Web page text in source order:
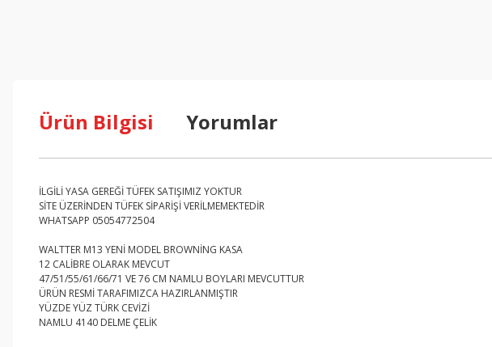
Ürün Bilgisi Yorumlar
İLGİLİ YASA GEREĞİ TÜFEK SATIŞIMIZ YOKTUR
SİTE ÜZERİNDEN TÜFEK SİPARİŞİ VERİLMEMEKTEDİR
WHATSAPP 05054772504
WALTTER M13 YENİ MODEL BROWNİNG KASA
12 CALİBRE OLARAK MEVCUT
47/51/55/61/66/71 VE 76 CM NAMLU BOYLARI MEVCUTTUR
ÜRÜN RESMİ TARAFIMIZCA HAZIRLANMIŞTIR
YÜZDE YÜZ TÜRK CEVİZİ
NAMLU 4140 DELME ÇELİK